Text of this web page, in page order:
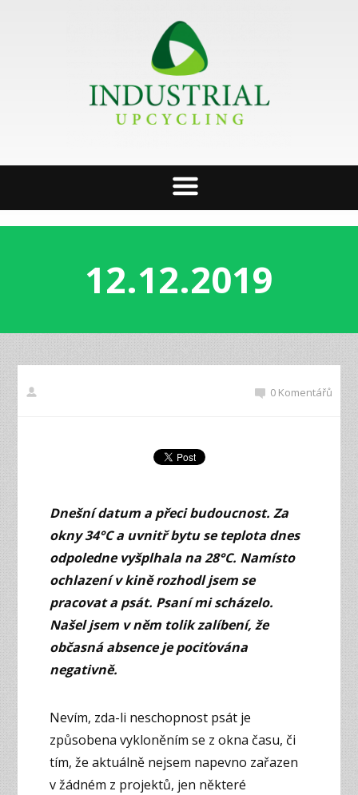
12.12.2019
0 Komentářů
Dnešní datum a přeci budoucnost. Za
okny 34°C a uvnitř bytu se teplota dnes
odpoledne vyšplhala na 28°C. Namísto
ochlazení v kině rozhodl jsem se
pracovat a psát. Psaní mi scházelo.
Našel jsem v něm tolik zalíbení, že
občasná absence je pociťována
negativně.
Nevím, zda-li neschopnost psát je
způsobena vykloněním se z okna času, či
tím, že aktuálně nejsem napevno zařazen
v žádném z projektů, jen některé